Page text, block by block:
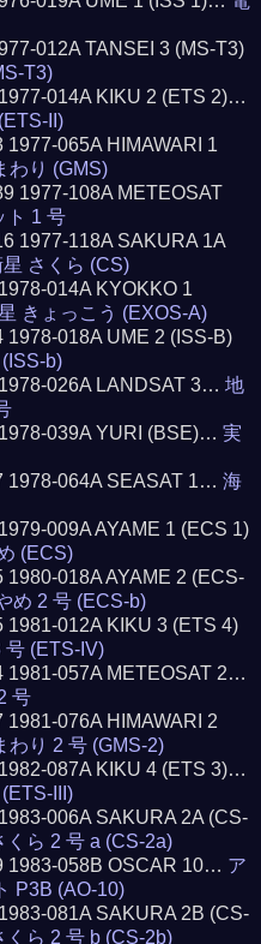
012A TANSEI 3 (MS-T3)
T3)
014A KIKU 2 (ETS 2)…
II)
065A HIMAWARI 1
わり (GMS)
1977-108A METEOSAT
ト 1 号
1977-118A SAKURA 1A
さくら (CS)
014A KYOKKO 1
きょっこう (EXOS-A)
1978-018A UME 2 (ISS-B)
b)
026A LANDSAT 3…地
039A YURI (BSE)…実
1978-064A SEASAT 1…海
009A AYAME 1 (ECS 1)
(ECS)
1980-018A AYAME 2 (ECS-
め 2 号 (ECS-b)
1981-012A KIKU 3 (ETS 4)
号 (ETS-IV)
1981-057A METEOSAT 2…
号
076A HIMAWARI 2
わり 2 号 (GMS-2)
087A KIKU 4 (ETS 3)…
III)
006A SAKURA 2A (CS-
ら 2 号 a (CS-2a)
1983-058B OSCAR 10… ア
P3B (AO-10)
081A SAKURA 2B (CS-
ら 2 号 b (CS-2b)